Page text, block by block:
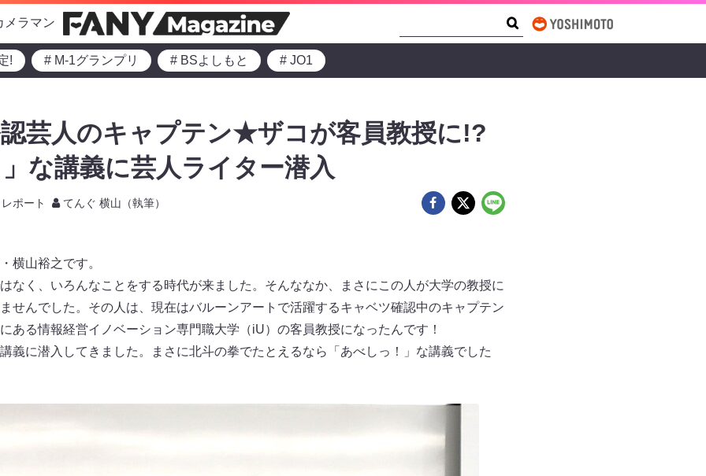
メラマン
! # M-1グランプリ # BSよしもと # JO1
芸人のキャプテン★ザコが客員教授に!?
な講義に芸人ライター潜入
レポート てんぐ 横山（執筆）
横山裕之です。
なく、いろんなことをする時代が来ました。そんななか、まさにこの人が大学の教授に
んでした。その人は、現在はバルーンアートで活躍するキャベツ確認中のキャプテン
ある情報経営イノベーション専門職大学（iU）の客員教授になったんです！
義に潜入してきました。まさに北斗の拳でたとえるなら「あべしっ！」な講義でした